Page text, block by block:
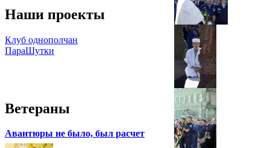
Наши проекты
Клуб однополчан
ПараШутки
Ветераны
Авантюры не было, был расчет